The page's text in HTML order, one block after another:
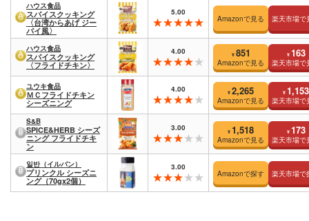
ハウス食品
スパイスクッキング
〈台湾からあげ ジー
パイ風〉
5.00
Amazonで見る 楽天市場で
ハウス食品
スパイスクッキング
〈フライドチキン〉
4.00 ¥ 851
Amazonで見る
¥ 163
楽天市場で
ユウキ食品
ＭＣフライドチキン
シーズニング
4.00 ¥ 2,265
Amazonで見る
¥ 1,153
楽天市場で
S&B
SPICE&HERB シーズ
ニング フライドチキ
ン
3.00 ¥ 1,518
Amazonで見る
¥ 173
楽天市場で
일반（イルバン）
プリンクル シーズニ
ング（70gx2個）
3.00
Amazonで探す 楽天市場で